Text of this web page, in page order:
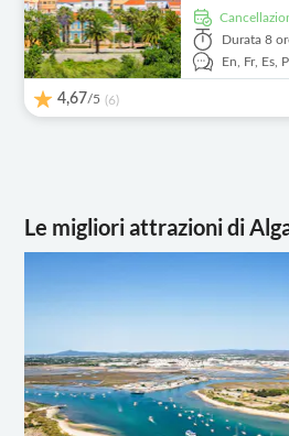
Durata 8
En,
Fr, Es,
4,67/5 (6)
Le migliori attrazioni di